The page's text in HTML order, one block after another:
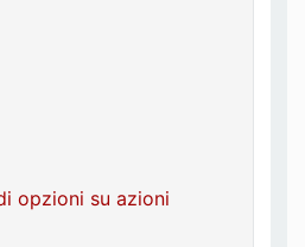
opzioni su azioni